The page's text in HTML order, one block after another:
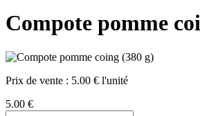
Compote pomme
Prix de vente : 5.00 € l'unité
5.00 €